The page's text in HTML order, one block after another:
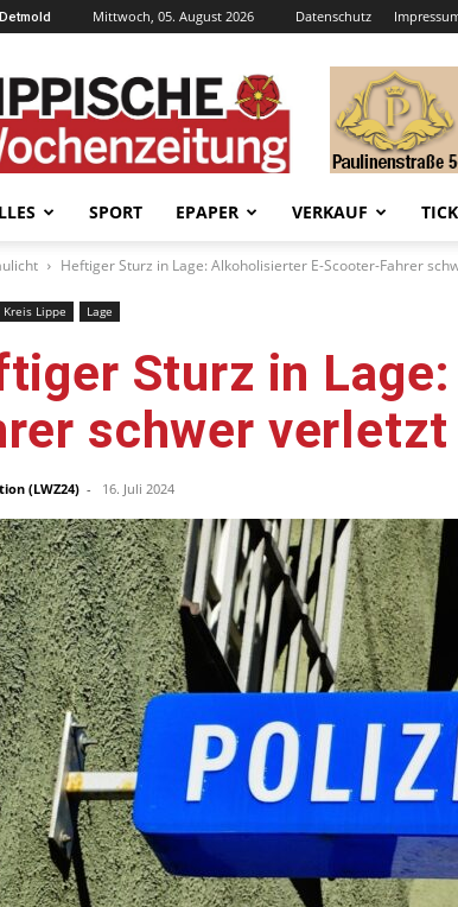
Detmold Mittwoch, 05. August 2026 Datenschutz
Lippische
Wochenzeitung
–
LWZ24.de
SPORT EPAPER VERKAUF
Heftiger Sturz in Lage: Alkoholisierter E-Scooter-Fahrer
Kreis Lippe Lage
Sturz in
schwer verletzt
(LWZ24) - 16. Juli 2024